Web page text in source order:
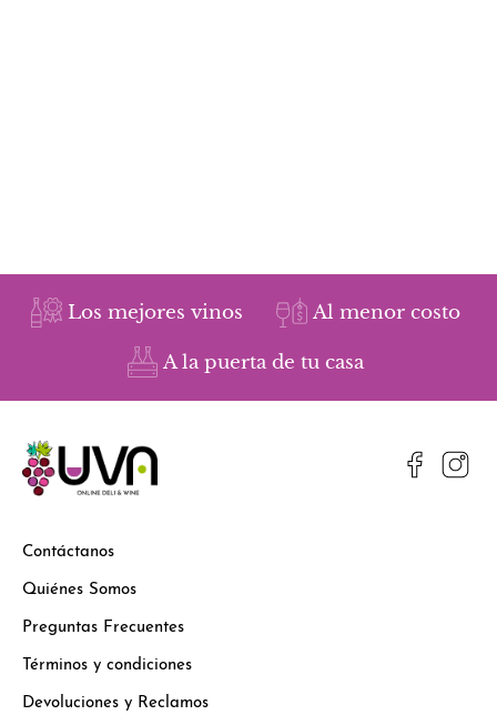
Los mejores vinos Al menor costo
A la puerta de tu casa
Contáctanos
Quiénes Somos
Preguntas Frecuentes
Términos y condiciones
Devoluciones y Reclamos